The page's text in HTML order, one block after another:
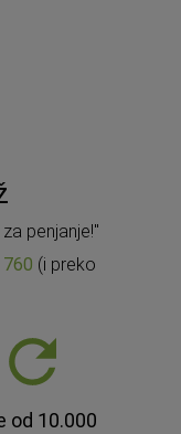
penjanje!"
(i preko
od 10.000